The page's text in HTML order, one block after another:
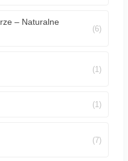
– Naturalne
(6)
(1)
(1)
(7)